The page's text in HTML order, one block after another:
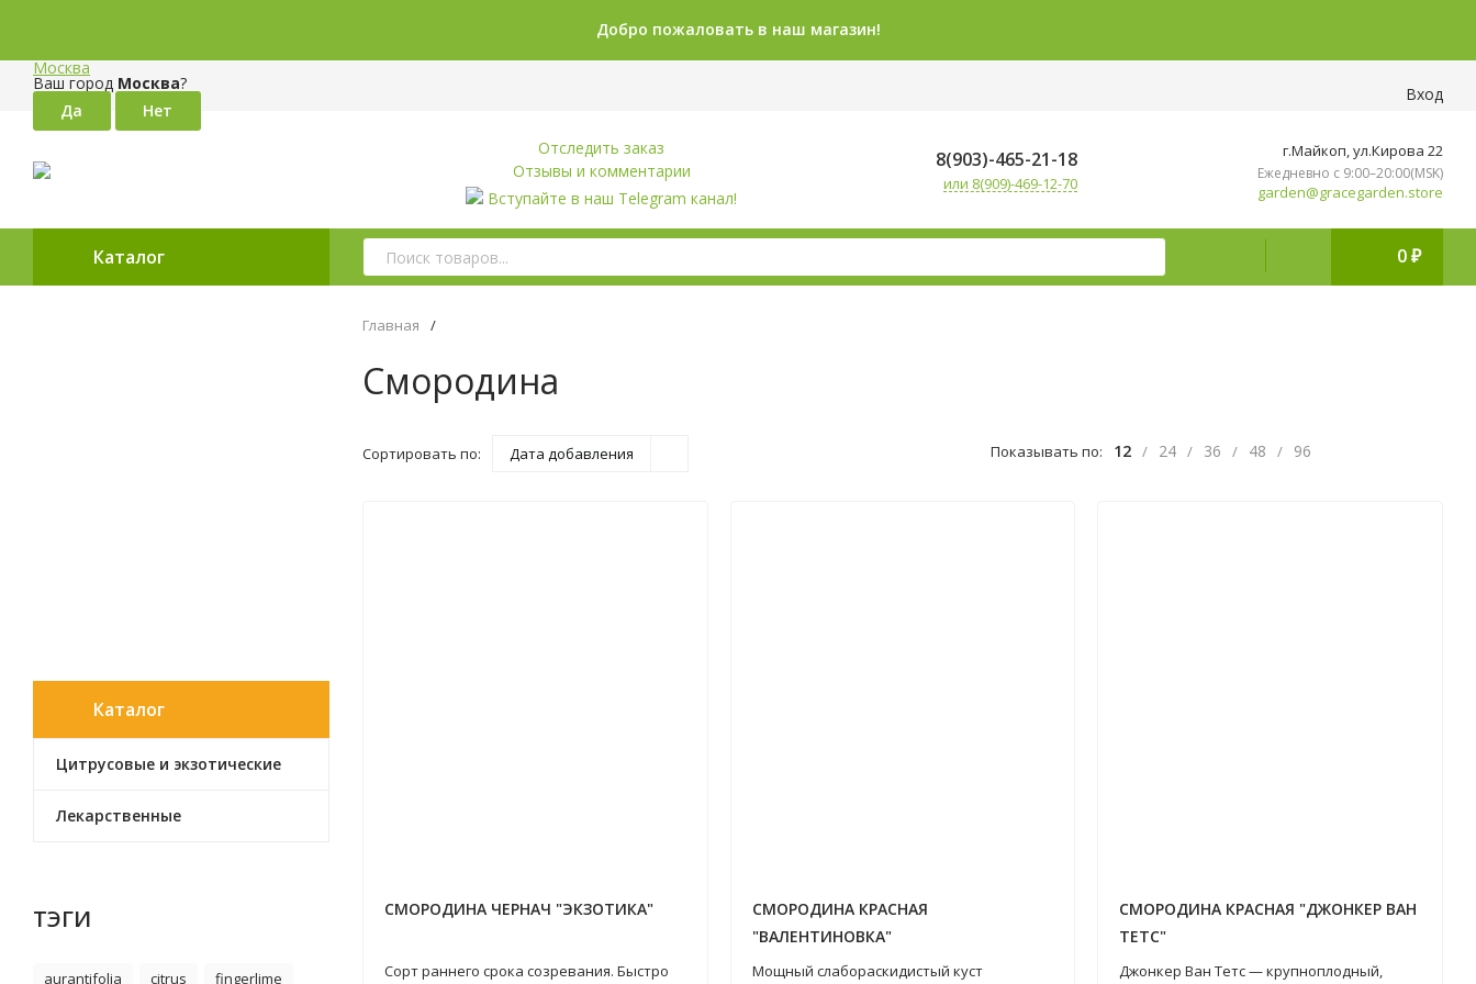
Добро пожаловать в наш магазин!
Москва
Ваш город Москва?
Вход
Отследить заказ
Отзывы и комментарии
Вступайте в наш Telegram канал!
8(903)-465-21-18
или 8(909)-469-12-70
г.Майкоп, ул.Кирова 22
Ежедневно с 9:00–20:00(MSK)
garden@gracegarden.store
Каталог 0 ₽
Каталог
Цитрусовые и экзотические
Лекарственные
ТЭГИ
aurantifolia citrus
fingerlime
Главная /
Смородина
Сортировать по: Дата добавления Показывать по: 12 / 24 / 36 / 48 / 96
СМОРОДИНА ЧЕРНАЧ "ЭКЗОТИКА"
Сорт раннего срока созревания. Быстро
СМОРОДИНА КРАСНАЯ
"ВАЛЕНТИНОВКА"
Мощный слабораскидистый куст
СМОРОДИНА КРАСНАЯ "ДЖОНКЕР ВАН
ТЕТС"
Джонкер Ван Тетс — крупноплодный,